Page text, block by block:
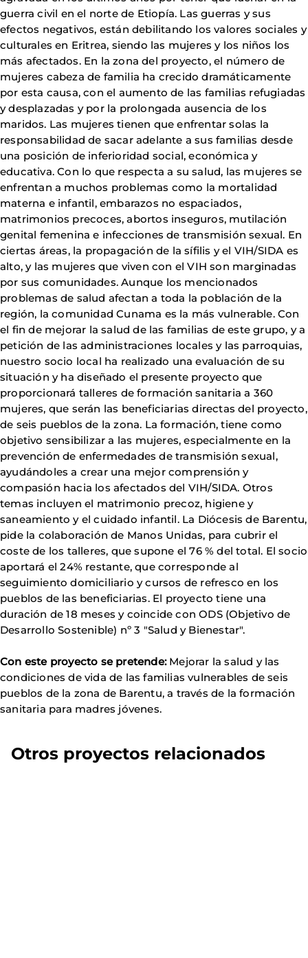
guerra civil en el norte de Etiopía. Las guerras y sus
efectos negativos, están debilitando los valores sociales y
culturales en Eritrea, siendo las mujeres y los niños los
más afectados. En la zona del proyecto, el número de
mujeres cabeza de familia ha crecido dramáticamente
por esta causa, con el aumento de las familias refugiadas
y desplazadas y por la prolongada ausencia de los
maridos. Las mujeres tienen que enfrentar solas la
responsabilidad de sacar adelante a sus familias desde
una posición de inferioridad social, económica y
educativa. Con lo que respecta a su salud, las mujeres se
enfrentan a muchos problemas como la mortalidad
materna e infantil, embarazos no espaciados,
matrimonios precoces, abortos inseguros, mutilación
genital femenina e infecciones de transmisión sexual. En
ciertas áreas, la propagación de la sífilis y el VIH/SIDA es
alto, y las mujeres que viven con el VIH son marginadas
por sus comunidades. Aunque los mencionados
problemas de salud afectan a toda la población de la
región, la comunidad Cunama es la más vulnerable. Con
el fin de mejorar la salud de las familias de este grupo, y a
petición de las administraciones locales y las parroquias,
nuestro socio local ha realizado una evaluación de su
situación y ha diseñado el presente proyecto que
proporcionará talleres de formación sanitaria a 360
mujeres, que serán las beneficiarias directas del proyecto,
de seis pueblos de la zona. La formación, tiene como
objetivo sensibilizar a las mujeres, especialmente en la
prevención de enfermedades de transmisión sexual,
ayudándoles a crear una mejor comprensión y
compasión hacia los afectados del VIH/SIDA. Otros
temas incluyen el matrimonio precoz, higiene y
saneamiento y el cuidado infantil. La Diócesis de Barentu,
pide la colaboración de Manos Unidas, para cubrir el
coste de los talleres, que supone el 76 % del total. El socio
aportará el 24% restante, que corresponde al
seguimiento domiciliario y cursos de refresco en los
pueblos de las beneficiarias. El proyecto tiene una
duración de 18 meses y coincide con ODS (Objetivo de
Desarrollo Sostenible) nº 3 "Salud y Bienestar".
Con este proyecto se pretende: Mejorar la salud y las
condiciones de vida de las familias vulnerables de seis
pueblos de la zona de Barentu, a través de la formación
sanitaria para madres jóvenes.
Otros proyectos relacionados